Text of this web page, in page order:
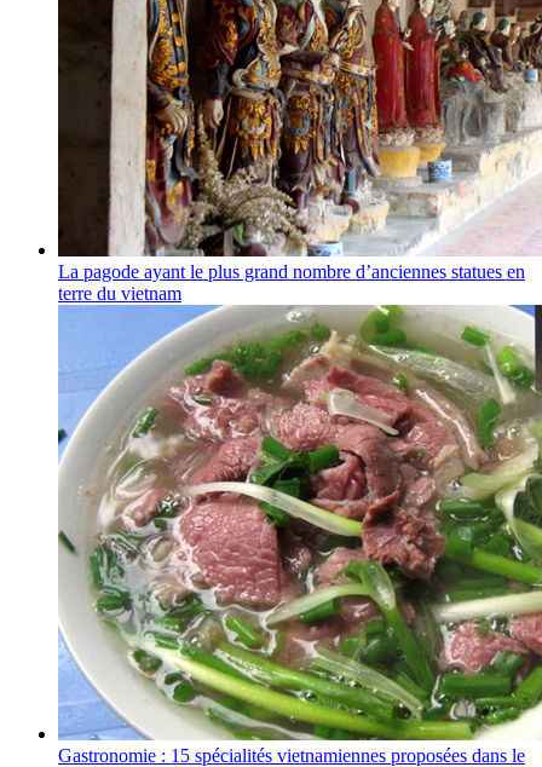
La pagode ayant le plus grand nombre d’anciennes statues en
terre du vietnam
Gastronomie : 15 spécialités vietnamiennes proposées dans le